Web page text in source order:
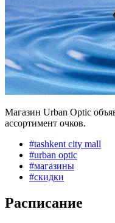
Магазин Urban Optic
ассортимент очков.
#tashkent city mall
#urban optic
#магазины
#скидки
Расписание